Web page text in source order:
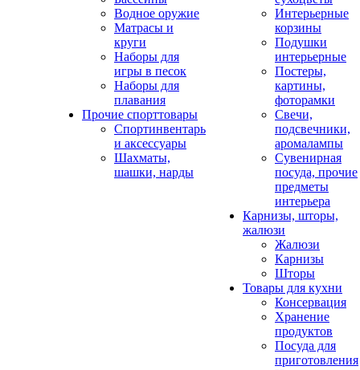
Водное оружие
Матрасы и
круги
Наборы для
игры в песок
Наборы для
плавания
Прочие спорттовары
Спортинвентарь
и аксессуары
Шахматы,
шашки, нарды
Интерьерные
корзины
Подушки
интерьерные
Постеры,
картины,
фоторамки
Свечи,
подсвечники,
аромалампы
Сувенирная
посуда, прочие
предметы
интерьера
Карнизы, шторы,
жалюзи
Жалюзи
Карнизы
Шторы
Товары для кухни
Консервация
Хранение
продуктов
Посуда для
приготовления